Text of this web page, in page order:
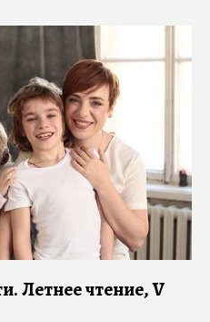
Летнее чтение, V